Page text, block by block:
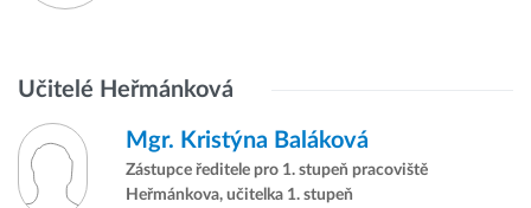
Učitelé Heřmánková
Mgr. Kristýna Baláková
Zástupce ředitele pro 1. stupeň pracoviště
Heřmánkova, učitelka 1. stupeň